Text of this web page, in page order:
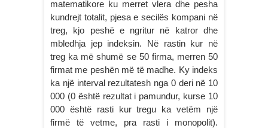
matematikore ku merret vlera dhe pesha
kundrejt totalit, pjesa e secilës kompani në
treg, kjo peshë e ngritur në katror dhe
mbledhja jep indeksin. Në rastin kur në
treg ka më shumë se 50 firma, merren 50
firmat me peshën më të madhe. Ky indeks
ka një interval rezultatesh nga 0 deri në 10
000 (0 është rezultat i pamundur, kurse 10
000 është rasti kur tregu ka vetëm një
firmë të vetme, pra rasti i monopolit).